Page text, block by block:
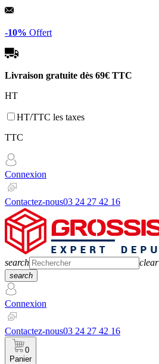
Panneau de gestion des cookies
-10% Offert
Livraison gratuite dès 69€ TTC
HT
HT/TTC les taxes
TTC
Connexion
Contactez-nous03 24 27 42 16
search clear
search
Connexion
Contactez-nous03 24 27 42 16
0
Panier